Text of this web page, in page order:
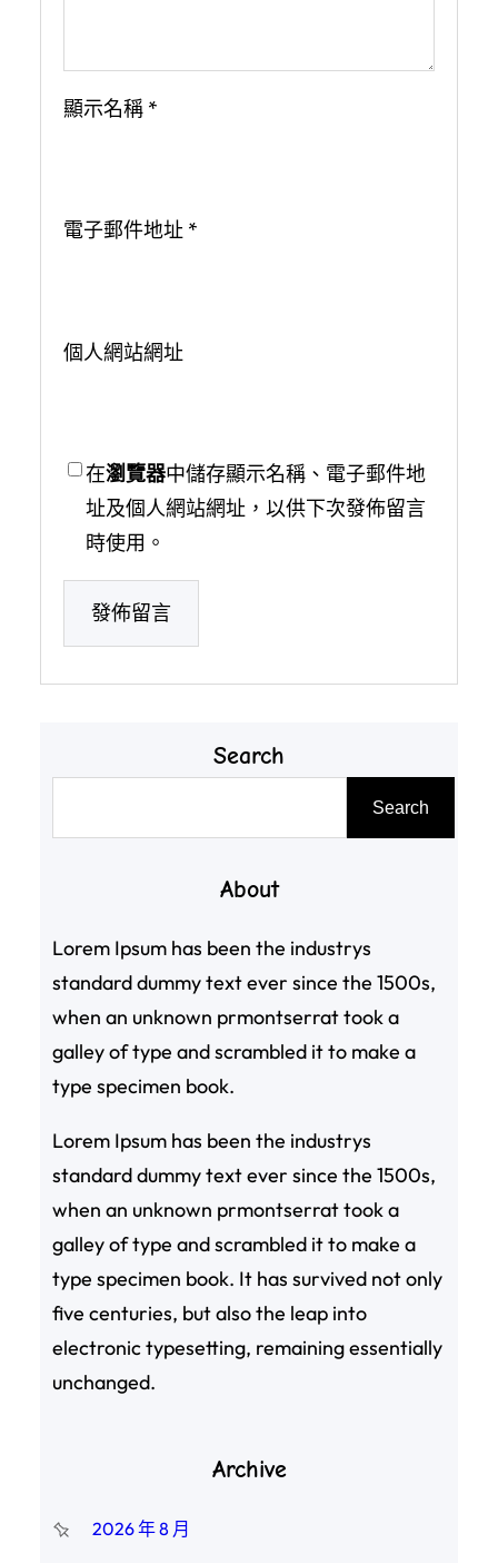
顯示名稱 *
電子郵件地址 *
個人網站網址
在瀏覽器中儲存顯示名稱、電子郵件地
址及個人網站網址，以供下次發佈留言
時使用。
Search
Search
About
Lorem Ipsum has been the industrys
standard dummy text ever since the 1500s,
when an unknown prmontserrat took a
galley of type and scrambled it to make a
type specimen book.
Lorem Ipsum has been the industrys
standard dummy text ever since the 1500s,
when an unknown prmontserrat took a
galley of type and scrambled it to make a
type specimen book. It has survived not only
five centuries, but also the leap into
electronic typesetting, remaining essentially
unchanged.
Archive
2026 年 8 月